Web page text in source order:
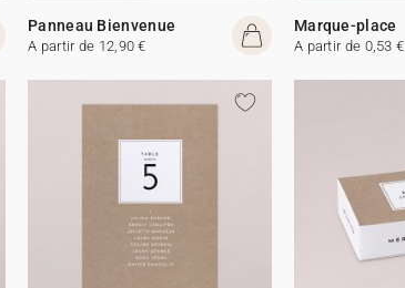
Panneau Bienvenue
A partir de 12,90 €
Marque-place
A partir de 0,53 €